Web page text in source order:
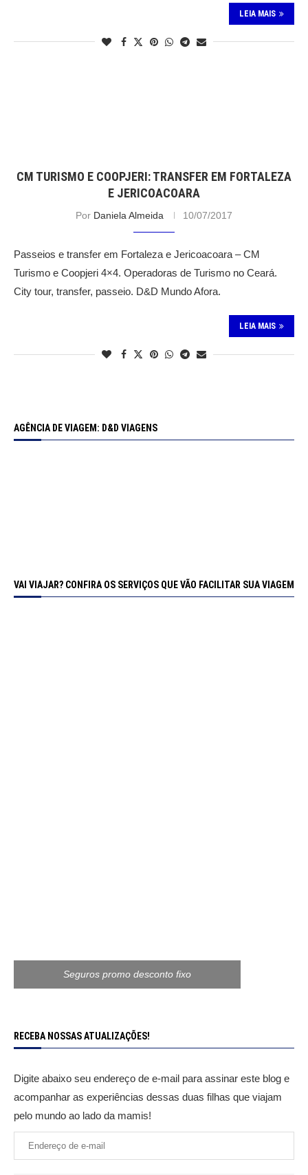
LEIA MAIS
CM TURISMO E COOPJERI: TRANSFER EM FORTALEZA
E JERICOACOARA
Por Daniela Almeida 10/07/2017
Passeios e transfer em Fortaleza e Jericoacoara – CM
Turismo e Coopjeri 4×4. Operadoras de Turismo no Ceará.
City tour, transfer, passeio. D&D Mundo Afora.
LEIA MAIS
AGÊNCIA DE VIAGEM: D&D VIAGENS
VAI VIAJAR? CONFIRA OS SERVIÇOS QUE VÃO FACILITAR SUA VIAGEM
Seguros promo desconto fixo
RECEBA NOSSAS ATUALIZAÇÕES!
Digite abaixo seu endereço de e-mail para assinar este blog e
acompanhar as experiências dessas duas filhas que viajam
pelo mundo ao lado da mamis!